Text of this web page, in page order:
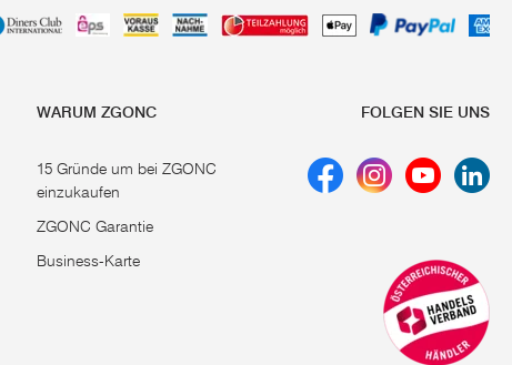
WARUM ZGONC
15 Gründe um bei ZGONC
einzukaufen
ZGONC Garantie
Business-Karte
FOLGEN SIE UNS